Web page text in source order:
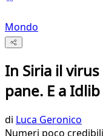
Mondo
In Siria il
pane. E a
di Luca Geronico
Numeri poco